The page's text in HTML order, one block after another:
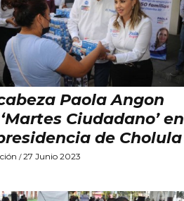
Paola Angon
Ciudadano’ en
de Cholula
/27 Junio 2023